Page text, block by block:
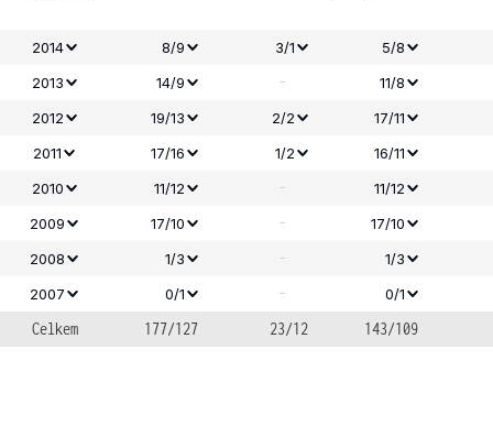
2014 8/9 3/1
5/8
2013
14/9 -
11/8
2012
19/13 2/2
17/11
2011
17/16 1/2
16/11
2010
11/12 -
11/12
2009
17/10 -
17/10
2008
1/3 -
1/3
2007
0/1 - 0/1
Celkem 177/127 23/12 143/109